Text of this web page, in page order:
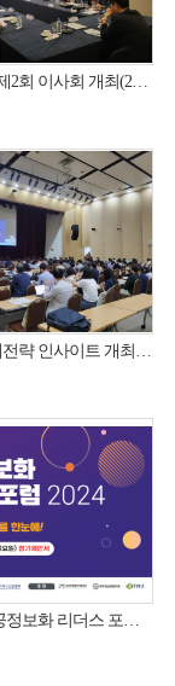
이사회 개최(24.07.10.)
인사이트 개최(24.6.27.)
사업 발주자 온라인 세미나) 참여기업 모집(상시)